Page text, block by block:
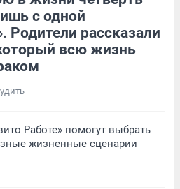
с одной
Родители рассказали
всю жизнь
Работе» помогут выбрать
жизненные сценарии